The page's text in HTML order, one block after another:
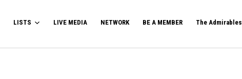
LISTS LIVE MEDIA NETWORK BE A MEMBER The Admirables